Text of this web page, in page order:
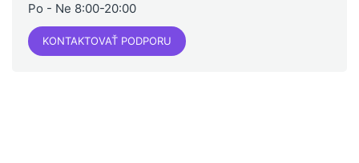
Po - Ne 8:00-20:00
KONTAKTOVAŤ PODPORU